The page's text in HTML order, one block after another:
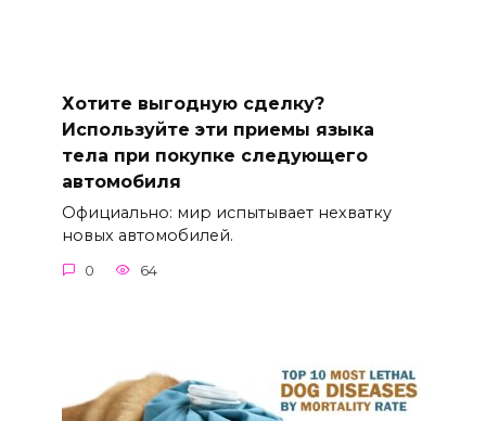
Хотите выгодную сделку?
Используйте эти приемы языка
тела при покупке следующего
автомобиля
Официально: мир испытывает нехватку
новых автомобилей.
0 64